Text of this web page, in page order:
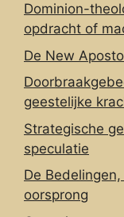
Dominion-
opdracht of
De New
geestelijke
Strategische
speculatie
De
oorsprong